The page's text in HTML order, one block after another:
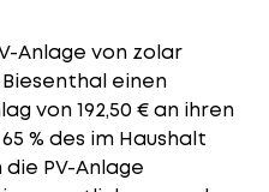
Anlage von zolar
einen
von 192,50 € an ihren
% des im Haushalt
PV-Anlage